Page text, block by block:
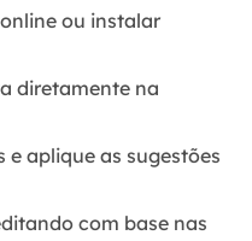
ou instalar
diretamente na
e aplique as sugestões
com base nas